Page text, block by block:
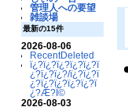
管理人への要望
雑談場
最新の15件
2026-08-06
RecentDeleted
ï¿?ï¿?ï¿?ï¿?ï¿?ï
¿?ï¿?ï¿?/ï¿?ï¿?ï
¿?ï¿?ï¿?ï¿?ï¿?ï
¿?Æ?Ï©
2026-08-03